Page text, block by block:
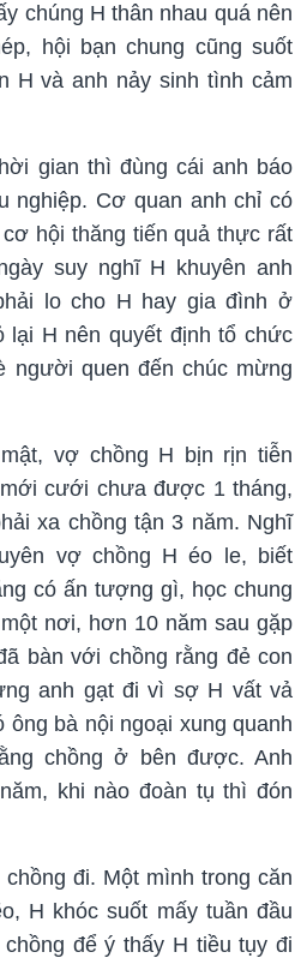
chúng H thân nhau quá nên
hội bạn chung cũng suốt
H và anh nảy sinh tình cảm
gian thì đùng cái anh báo
nghiệp. Cơ quan anh chỉ có
hội thăng tiến quả thực rất
suy nghĩ H khuyên anh
lo cho H hay gia đình ở
lại H nên quyết định tổ chức
người quen đến chúc mừng
vợ chồng H bịn rịn tiễn
cưới chưa được 1 tháng,
xa chồng tận 3 năm. Nghĩ
vợ chồng H éo le, biết
có ấn tượng gì, học chung
nơi, hơn 10 năm sau gặp
bàn với chồng rằng đẻ con
anh gạt đi vì sợ H vất vả
ông bà nội ngoại xung quanh
chồng ở bên được. Anh
khi nào đoàn tụ thì đón
đi. Một mình trong căn
H khóc suốt mấy tuần đầu
để ý thấy H tiều tụy đi